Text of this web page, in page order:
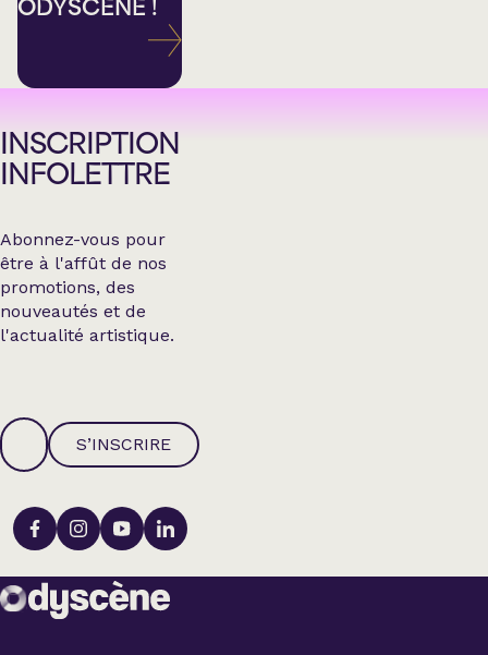
ODYSCÈNE !
INSCRIPTION
INFOLETTRE
Abonnez-vous pour
être à l'affût de nos
promotions, des
nouveautés et de
l'actualité artistique.
S’INSCRIRE